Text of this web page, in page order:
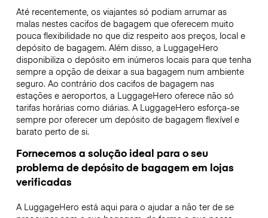
Até recentemente, os viajantes só podiam arrumar as
malas nestes cacifos de bagagem que oferecem muito
pouca flexibilidade no que diz respeito aos preços, local e
depósito de bagagem. Além disso, a LuggageHero
disponibiliza o depósito em inúmeros locais para que tenha
sempre a opção de deixar a sua bagagem num ambiente
seguro. Ao contrário dos cacifos de bagagem nas
estações e aeroportos, a LuggageHero oferece não só
tarifas horárias como diárias. A LuggageHero esforça-se
sempre por oferecer um depósito de bagagem flexível e
barato perto de si.
Fornecemos a solução ideal para o seu
problema de depósito de bagagem em lojas
verificadas
A LuggageHero está aqui para o ajudar a não ter de se